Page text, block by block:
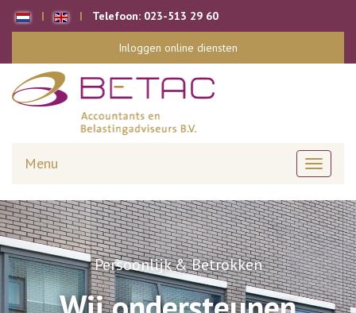
Telefoon: 023-513 29 60
Inloggen online diensten
Toggle
Menu
Persoonlijk & Betrokken